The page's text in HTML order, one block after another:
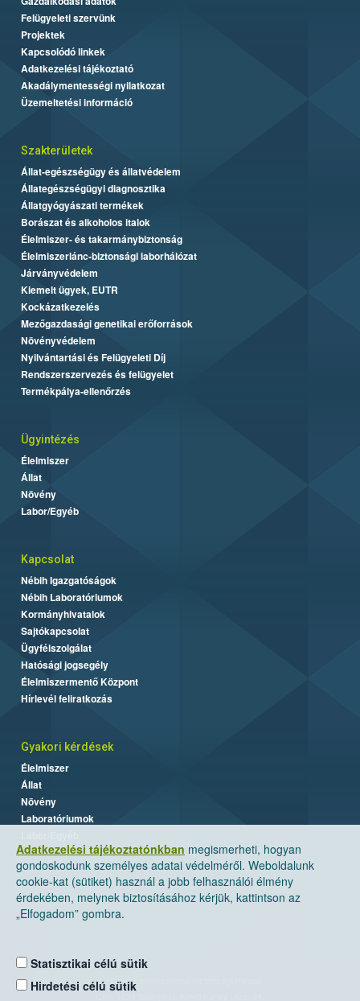
Adatkezelési tájékoztatónkban megismerheti, hogyan
gondoskodunk személyes adatai védelméről. Weboldalunk
cookie-kat (sütiket) használ a jobb felhasználói élmény
érdekében, melynek biztosításához kérjük, kattintson az
„Elfogadom” gombra.
Statisztikai célú sütik
Hirdetési célú sütik
Felügyeleti szervünk
Projektek
Kapcsolódó linkek
Adatkezelési tájékoztató
Akadálymentességi nyilatkozat
Üzemeltetési információ
Szakterületek
Állat-egészségügy és állatvédelem
Állategészségügyi diagnosztika
Állatgyógyászati termékek
Borászat és alkoholos italok
Élelmiszer- és takarmánybiztonság
Élelmiszerlánc-biztonsági laborhálózat
Járványvédelem
Kiemelt ügyek, EUTR
Kockázatkezelés
Mezőgazdasági genetikai erőforrások
Növényvédelem
Nyilvántartási és Felügyeleti Díj
Rendszerszervezés és felügyelet
Termékpálya-ellenőrzés
Ügyintézés
Élelmiszer
Állat
Növény
Labor/Egyéb
Kapcsolat
Nébih Igazgatóságok
Nébih Laboratóriumok
Kormányhivatalok
Sajtókapcsolat
Ügyfélszolgálat
Hatósági jogsegély
Élelmiszermentő Központ
Hírlevél feliratkozás
Gyakori kérdések
Élelmiszer
Állat
Növény
Laboratóriumok
Nemzeti Élelmiszerlánc-biztonsági Hivatal